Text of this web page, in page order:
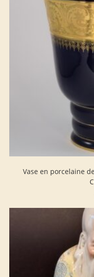
Vase en porcelaine